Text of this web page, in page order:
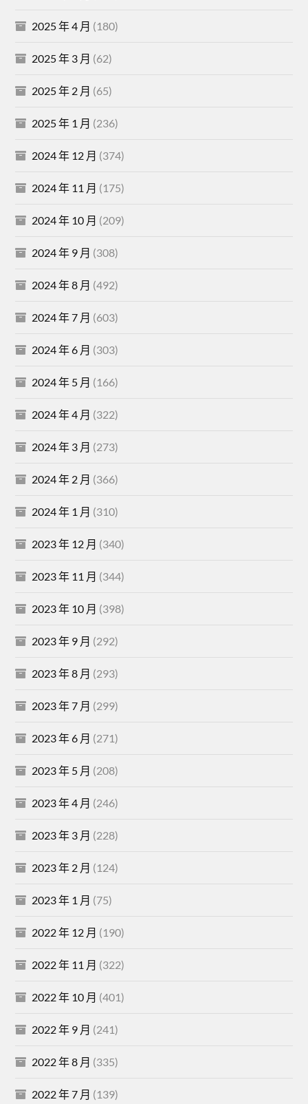
2025 年 4 月 (180)
2025 年 3 月 (62)
2025 年 2 月 (65)
2025 年 1 月 (236)
2024 年 12 月 (374)
2024 年 11 月 (175)
2024 年 10 月 (209)
2024 年 9 月 (308)
2024 年 8 月 (492)
2024 年 7 月 (603)
2024 年 6 月 (303)
2024 年 5 月 (166)
2024 年 4 月 (322)
2024 年 3 月 (273)
2024 年 2 月 (366)
2024 年 1 月 (310)
2023 年 12 月 (340)
2023 年 11 月 (344)
2023 年 10 月 (398)
2023 年 9 月 (292)
2023 年 8 月 (293)
2023 年 7 月 (299)
2023 年 6 月 (271)
2023 年 5 月 (208)
2023 年 4 月 (246)
2023 年 3 月 (228)
2023 年 2 月 (124)
2023 年 1 月 (75)
2022 年 12 月 (190)
2022 年 11 月 (322)
2022 年 10 月 (401)
2022 年 9 月 (241)
2022 年 8 月 (335)
2022 年 7 月 (139)